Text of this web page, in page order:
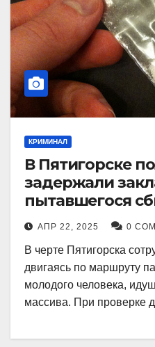
КРИМИНАЛ
В Пятигорске
задержали
пытавшегося
синтетического
АПР 22, 2025 0
В черте Пятигорска
двигаясь по маршруту
молодого человека,
массива. При проверке